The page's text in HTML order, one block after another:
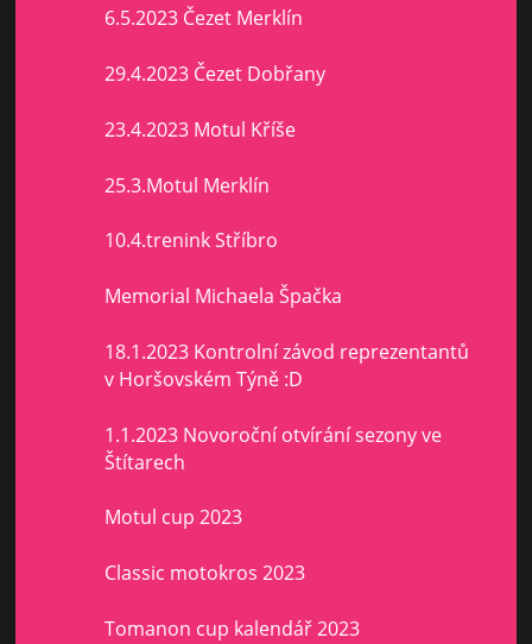
6.5.2023 Čezet Merklín
29.4.2023 Čezet Dobřany
23.4.2023 Motul Kříše
25.3.Motul Merklín
10.4.trenink Stříbro
Memorial Michaela Špačka
18.1.2023 Kontrolní závod reprezentantů
v Horšovském Týně :D
1.1.2023 Novoroční otvírání sezony ve
Štítarech
Motul cup 2023
Classic motokros 2023
Tomanon cup kalendář 2023